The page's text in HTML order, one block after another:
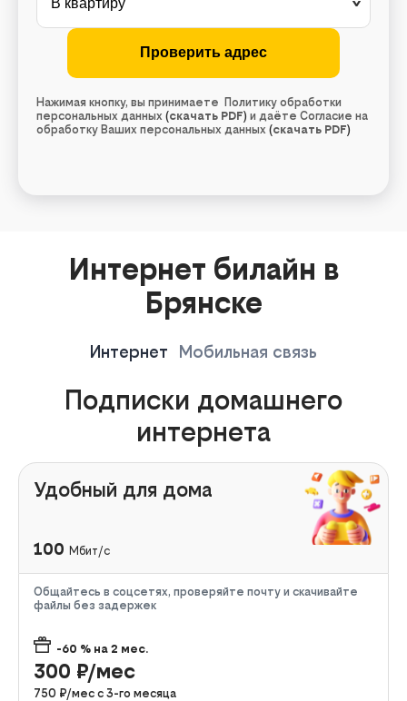
Нажимая кнопку, вы принимаете Политику обработки
персональных данных (скачать PDF) и даёте Согласие на
обработку Ваших персональных данных (скачать PDF)
Интернет билайн в
Брянске
Интернет Мобильная связь
Подписки домашнего
интернета
Удобный для дома
100 Мбит/с
Общайтесь в соцсетях, проверяйте почту и скачивайте
файлы без задержек
-60 % на 2 мес.
300 ₽/мес
750 ₽/мес с 3-го месяца